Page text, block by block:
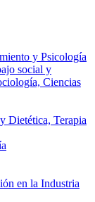
y Psicología
social y
Ciencias
Dietética, Terapia
en la Industria